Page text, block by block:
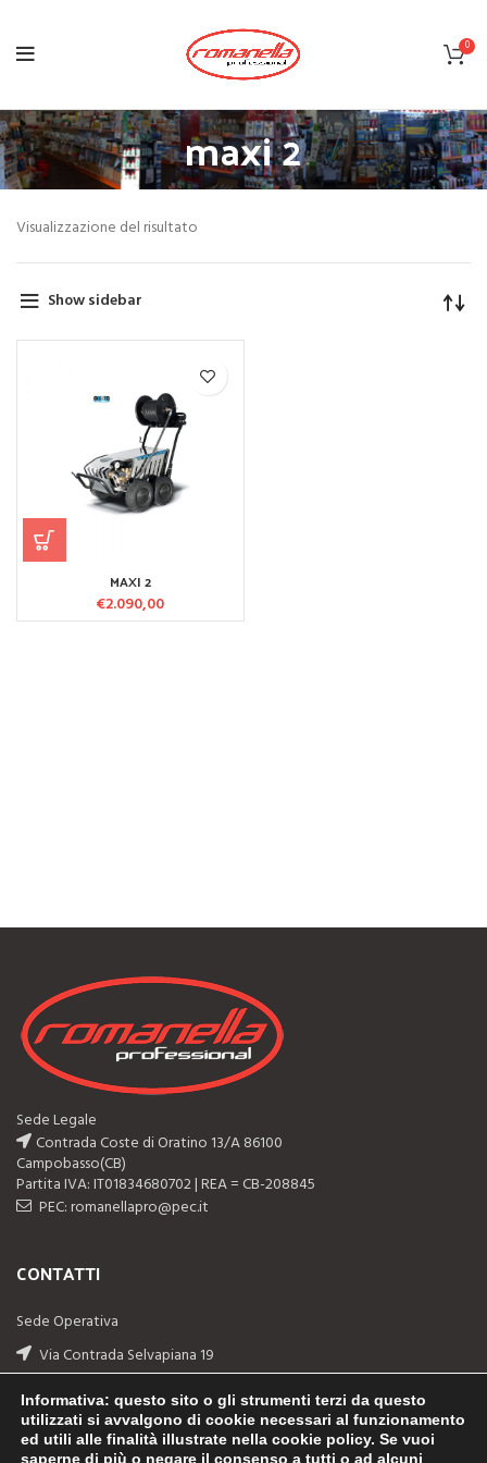
0
maxi 2
Visualizzazione del risultato
Show sidebar
MAXI 2
€2.090,00
Sede Legale
Contrada Coste di Oratino 13/A 86100
Campobasso(CB)
Partita IVA: IT01834680702 | REA = CB-208845
PEC: romanellapro@pec.it
CONTATTI
Sede Operativa
Via Contrada Selvapiana 19
Telefono: (+39) 0874-311044
Email: info@romanellapro.com
Informativa: questo sito o gli strumenti terzi da questo
utilizzati si avvalgono di cookie necessari al funzionamento
ed utili alle finalità illustrate nella cookie policy. Se vuoi
saperne di più o negare il consenso a tutti o ad alcuni